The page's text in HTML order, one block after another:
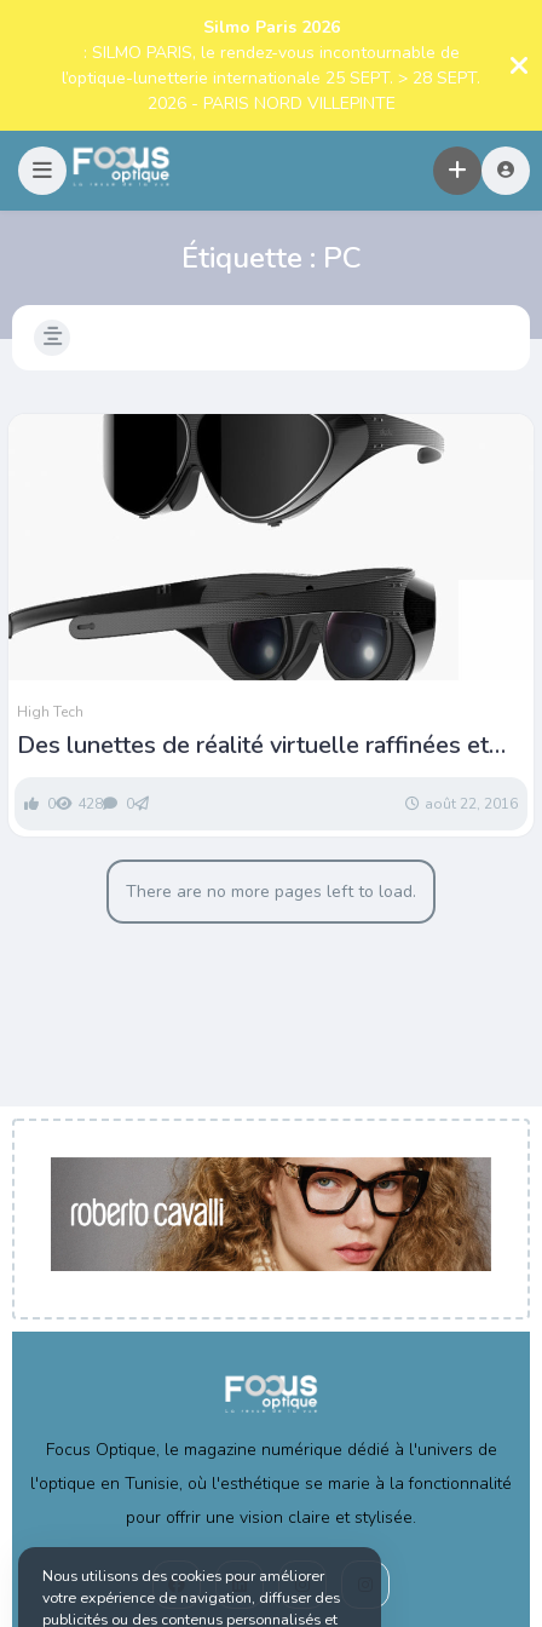
Silmo Paris 2026
: SILMO PARIS, le rendez-vous incontournable de
l’optique-lunetterie internationale 25 SEPT. > 28 SEPT.
2026 - PARIS NORD VILLEPINTE
Étiquette : PC
High Tech
Des lunettes de réalité virtuelle raffinées et
0 428 0 août 22, 2016
There are no more pages left to load.
Focus Optique, le magazine numérique dédié à l'univers de
l'optique en Tunisie, où l'esthétique se marie à la fonctionnalité
pour offrir une vision claire et stylisée.
Nous utilisons des cookies pour améliorer
votre expérience de navigation, diffuser des
publicités ou des contenus personnalisés et